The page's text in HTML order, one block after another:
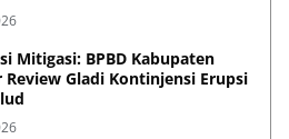
Mitigasi: BPBD Kabupaten
Review Gladi Kontinjensi Erupsi